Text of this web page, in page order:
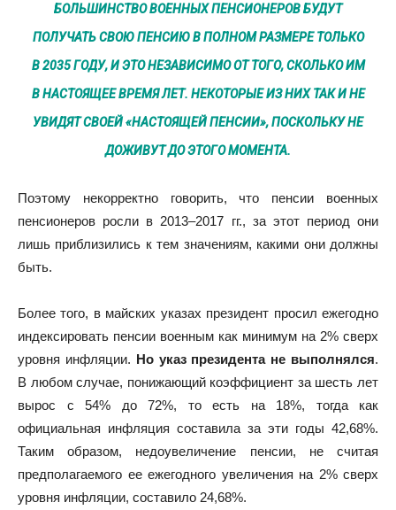
БОЛЬШИНСТВО ВОЕННЫХ ПЕНСИОНЕРОВ БУДУТ
ПОЛУЧАТЬ СВОЮ ПЕНСИЮ В ПОЛНОМ РАЗМЕРЕ ТОЛЬКО
В 2035 ГОДУ, И ЭТО НЕЗАВИСИМО ОТ ТОГО, СКОЛЬКО ИМ
В НАСТОЯЩЕЕ ВРЕМЯ ЛЕТ. НЕКОТОРЫЕ ИЗ НИХ ТАК И НЕ
УВИДЯТ СВОЕЙ «НАСТОЯЩЕЙ ПЕНСИИ», ПОСКОЛЬКУ НЕ
ДОЖИВУТ ДО ЭТОГО МОМЕНТА.
Поэтому некорректно говорить, что пенсии военных
пенсионеров росли в 2013–2017 гг., за этот период они
лишь приблизились к тем значениям, какими они должны
быть.
Более того, в майских указах президент просил ежегодно
индексировать пенсии военным как минимум на 2% сверх
уровня инфляции. Но указ президента не выполнялся.
В любом случае, понижающий коэффициент за шесть лет
вырос с 54% до 72%, то есть на 18%, тогда как
официальная инфляция составила за эти годы 42,68%.
Таким образом, недоувеличение пенсии, не считая
предполагаемого ее ежегодного увеличения на 2% сверх
уровня инфляции, составило 24,68%.